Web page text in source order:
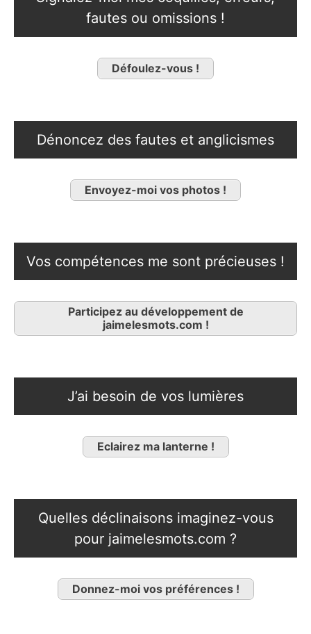
fautes ou omissions !
Défoulez-vous !
Dénoncez des fautes et anglicismes
Envoyez-moi vos photos !
Vos compétences me sont précieuses !
Participez au développement de
jaimelesmots.com !
J’ai besoin de vos lumières
Eclairez ma lanterne !
Quelles déclinaisons imaginez-vous
pour jaimelesmots.com ?
Donnez-moi vos préférences !